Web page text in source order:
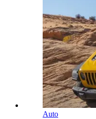
Auto